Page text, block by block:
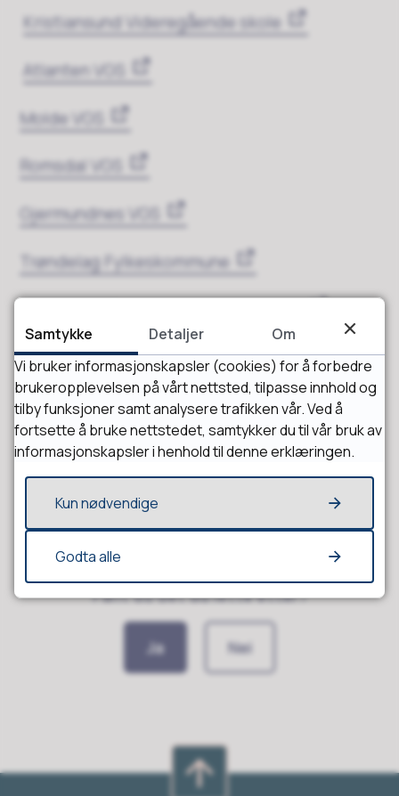
Kristiansund Videregående skole
Atlanten VGS
Molde VGS
Romsdal VGS
Gjermundnes VGS
Trøndelag Fylkeskommune
Sist endret 16.02.2026 13:54
Fant du det du lette etter?
Ja Nei
Samtykke Detaljer
Om
Vi bruker informasjonskapsler (cookies) for å forbedre
brukeropplevelsen på vårt nettsted, tilpasse innhold og
tilby funksjoner samt analysere trafikken vår. Ved å
fortsette å bruke nettstedet, samtykker du til vår bruk av
informasjonskapsler i henhold til denne erklæringen.
Kun nødvendige
Godta alle